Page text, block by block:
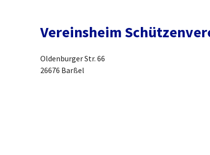
Vereinsheim
Oldenburger Str. 66
26676 Barßel